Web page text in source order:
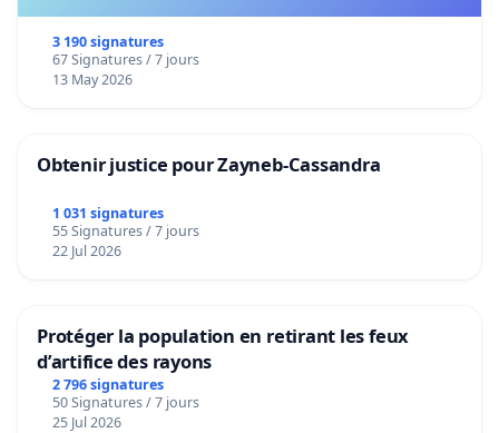
3 190 signatures
67 Signatures / 7 jours
13 May 2026
Obtenir justice pour Zayneb-Cassandra
1 031 signatures
55 Signatures / 7 jours
22 Jul 2026
Protéger la population en retirant les feux
d’artifice des rayons
2 796 signatures
50 Signatures / 7 jours
25 Jul 2026